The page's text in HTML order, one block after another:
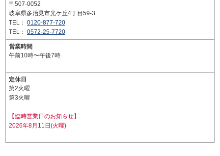
〒507-0052
岐阜県多治見市光ケ丘4丁目59-3
TEL： 0120-877-720
TEL： 0572-25-7720
営業時間
午前10時〜午後7時
定休日
第2火曜
第3火曜
【臨時営業日のお知らせ】
2026年8月11日(火曜)